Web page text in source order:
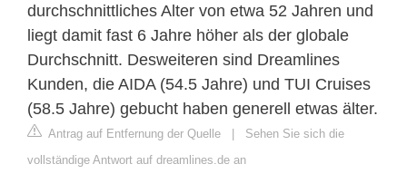
durchschnittliches Alter von etwa 52 Jahren und
liegt damit fast 6 Jahre höher als der globale
Durchschnitt. Desweiteren sind Dreamlines
Kunden, die AIDA (54.5 Jahre) und TUI Cruises
(58.5 Jahre) gebucht haben generell etwas älter.
Antrag auf Entfernung der Quelle | Sehen Sie sich die
vollständige Antwort auf dreamlines.de an